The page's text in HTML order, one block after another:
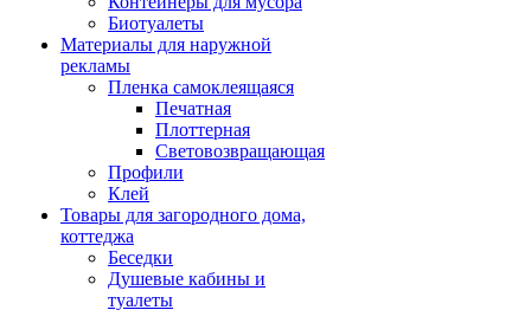
Биотуалеты
Материалы для наружной
рекламы
Пленка самоклеящаяся
Печатная
Плоттерная
Световозвращающая
Профили
Клей
Товары для загородного дома,
коттеджа
Беседки
Душевые кабины и
туалеты